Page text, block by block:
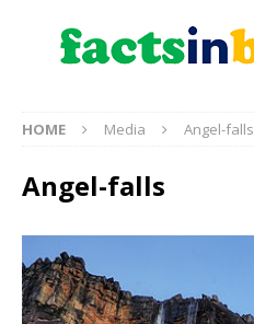
HOME Media Angel-falls
Angel-falls